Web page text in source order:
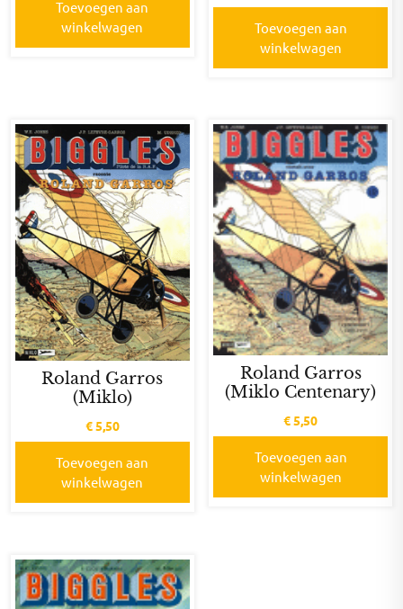
Toevoegen aan
winkelwagen
Toevoegen aan
winkelwagen
Roland Garros
(Miklo)
€5,50
Toevoegen aan
winkelwagen
Roland Garros
(Miklo Centenary)
€5,50
Toevoegen aan
winkelwagen